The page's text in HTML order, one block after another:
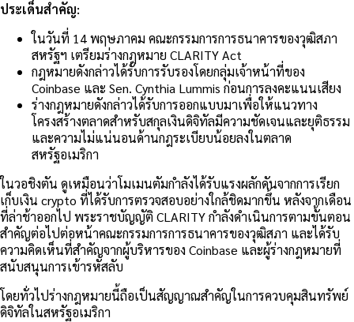
ประเด็นสำคัญ:
ในวันที่ 14 พฤษภาคม คณะกรรมการการธนาคารของวุฒิสภา
สหรัฐฯ เตรียมร่างกฎหมาย CLARITY Act
กฎหมายดังกล่าวได้รับการรับรองโดยกลุ่มเจ้าหน้าที่ของ
Coinbase และ Sen. Cynthia Lummis ก่อนการลงคะแนนเสียง
ร่างกฎหมายดังกล่าวได้รับการออกแบบมาเพื่อให้แนวทาง
โครงสร้างตลาดสำหรับสกุลเงินดิจิทัลมีความชัดเจนและยุติธรรม
และความไม่แน่นอนด้านกฎระเบียบน้อยลงในตลาด
สหรัฐอเมริกา
ในวอชิงตัน ดูเหมือนว่าโมเมนตัมกำลังได้รับแรงผลักดันจากการเรียก
เก็บเงิน crypto ที่ได้รับการตรวจสอบอย่างใกล้ชิดมากขึ้น หลังจากเดือน
ที่ล่าช้าออกไป พระราชบัญญัติ CLARITY กำลังดำเนินการตามขั้นตอน
สำคัญต่อไปต่อหน้าคณะกรรมการการธนาคารของวุฒิสภา และได้รับ
ความคิดเห็นที่สำคัญจากผู้บริหารของ Coinbase และผู้ร่างกฎหมายที่
สนับสนุนการเข้ารหัสลับ
โดยทั่วไปร่างกฎหมายนี้ถือเป็นสัญญาณสำคัญในการควบคุมสินทรัพย์
ดิจิทัลในสหรัฐอเมริกา